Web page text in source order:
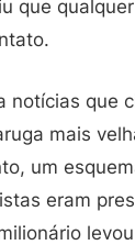
que
notícias que
mais
um
eram